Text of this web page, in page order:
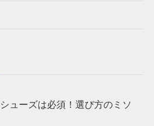
ューズは必須！選び方のミソ